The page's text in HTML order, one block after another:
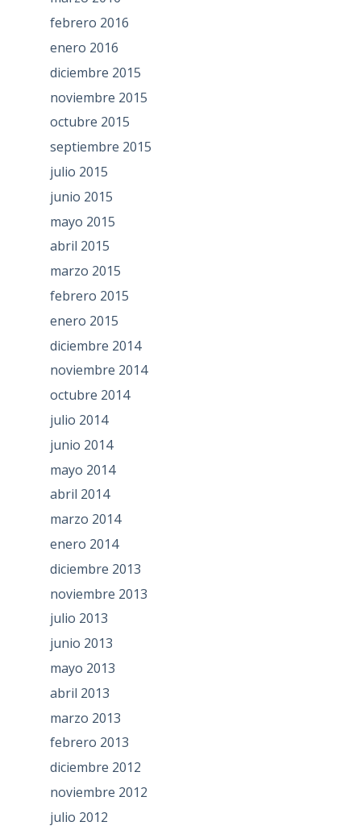
febrero 2016
enero 2016
diciembre 2015
noviembre 2015
octubre 2015
septiembre 2015
julio 2015
junio 2015
mayo 2015
abril 2015
marzo 2015
febrero 2015
enero 2015
diciembre 2014
noviembre 2014
octubre 2014
julio 2014
junio 2014
mayo 2014
abril 2014
marzo 2014
enero 2014
diciembre 2013
noviembre 2013
julio 2013
junio 2013
mayo 2013
abril 2013
marzo 2013
febrero 2013
diciembre 2012
noviembre 2012
julio 2012